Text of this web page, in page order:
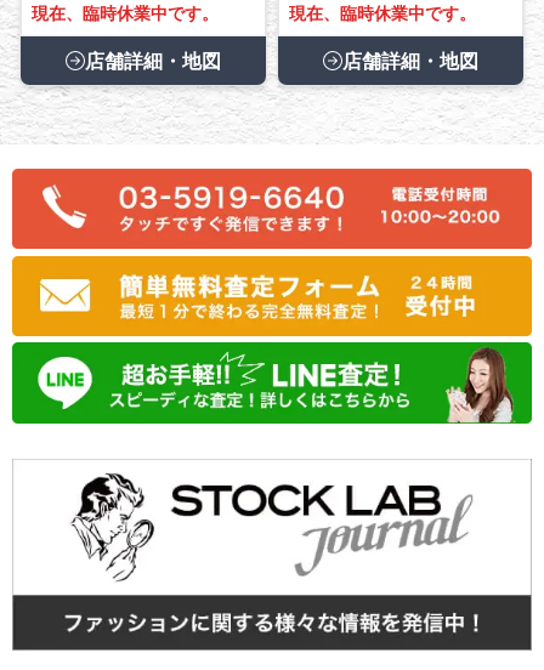
現在、臨時休業中です。
店舗詳細・地図
現在、臨時休業中です。
店舗詳細・地図